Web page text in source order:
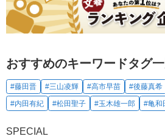
おすすめのキーワードタグ
#藤田晋 #三山凌輝 #高市早苗 #後藤真希
#内田有紀
#松田聖子 #玉木雄一郎 #亀和
SPECIAL